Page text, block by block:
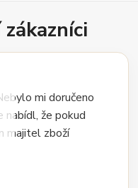
mi doručeno
nabídl, že pokud
majitel zboží